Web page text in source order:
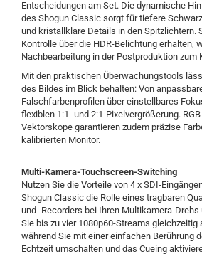
Entscheidungen am Set. Die dynamische
des Shogun Classic sorgt für tiefere
und kristallklare Details in den Spitzlichtern.
Kontrolle über die HDR-Belichtung erhalten,
Nachbearbeitung in der Postproduktion zum
Mit den praktischen Überwachungstools
des Bildes im Blick behalten: Von
Falschfarbenprofilen über einstellbares
flexiblen 1:1- und 2:1-Pixelvergrößerung.
Vektorskope garantieren zudem präzise
kalibrierten Monitor.
Multi-Kamera-Touchscreen-Switching
Nutzen Sie die Vorteile von 4 x SDI-
Shogun Classic die Rolle eines tragbaren
und -Recorders bei Ihren Multikamera-
Sie bis zu vier 1080p60-Streams gleichzeitig
während Sie mit einer einfachen Berührung
Echtzeit umschalten und das Cueing